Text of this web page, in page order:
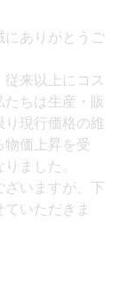
にありがとうご
来以上にコス
たちは生産・販
現行価格の維
価上昇を受
ました。
いますが、下
いただきま